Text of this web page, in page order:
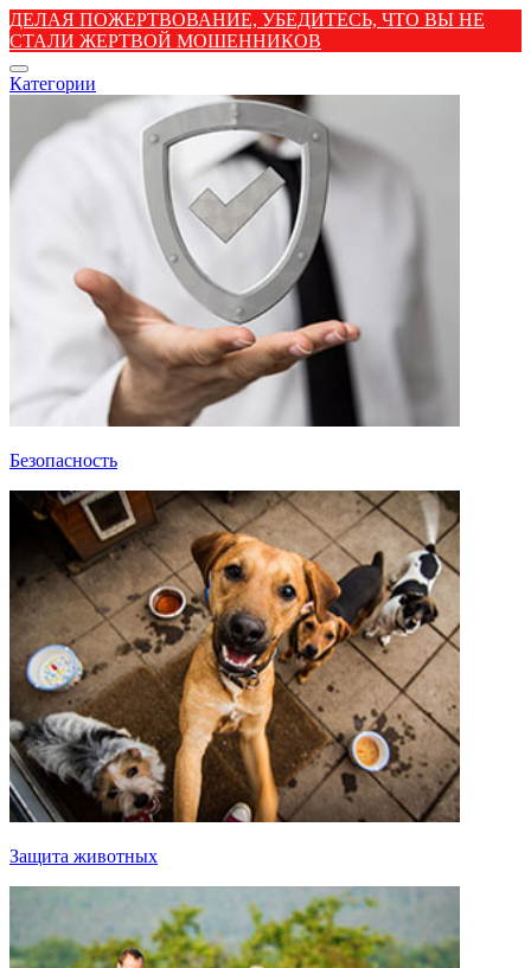
ДЕЛАЯ ПОЖЕРТВОВАНИЕ, УБЕДИТЕСЬ, ЧТО ВЫ НЕ
СТАЛИ ЖЕРТВОЙ МОШЕННИКОВ
Категории
Безопасность
Защита животных